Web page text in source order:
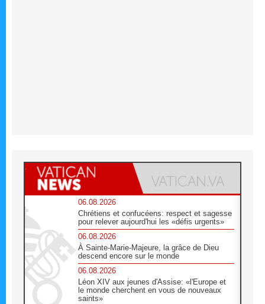
06.08.2026
Chrétiens et confucéens: respect et sagesse
pour relever aujourd'hui les «défis urgents»
06.08.2026
À Sainte-Marie-Majeure, la grâce de Dieu
descend encore sur le monde
06.08.2026
Léon XIV aux jeunes d'Assise: «l'Europe et
le monde cherchent en vous de nouveaux
saints»